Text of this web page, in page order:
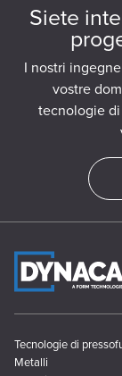
Siete
I nostri
vostre
tecnologie
Tecnologie di
Metalli